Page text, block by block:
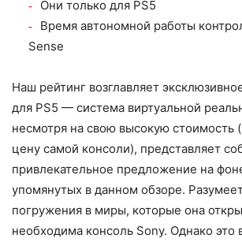
Они только для PS5
Время автономной работы
Sense
Наш рейтинг возглавляет
для PS5 — система виртуальной
несмотря на свою высокую
цену самой консоли), представляет
привлекательное предложение на
упомянутых в данном обзоре.
погружения в миры, которые она
необходима консоль Sony. Однако это